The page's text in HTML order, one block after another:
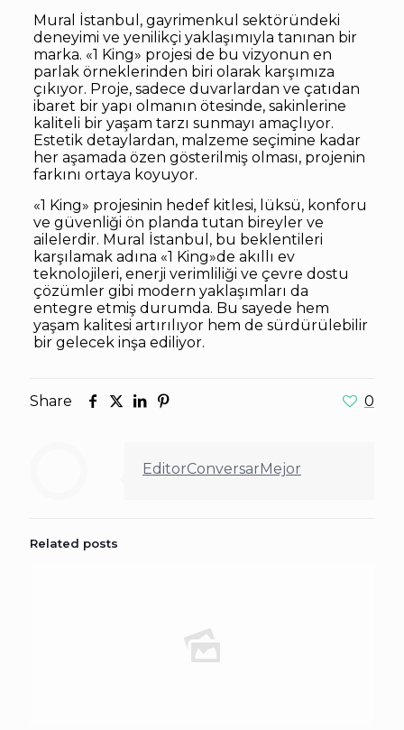
Mural İstanbul, gayrimenkul sektöründeki
deneyimi ve yenilikçi yaklaşımıyla tanınan bir
marka. «1 King» projesi de bu vizyonun en
parlak örneklerinden biri olarak karşımıza
çıkıyor. Proje, sadece duvarlardan ve çatıdan
ibaret bir yapı olmanın ötesinde, sakinlerine
kaliteli bir yaşam tarzı sunmayı amaçlıyor.
Estetik detaylardan, malzeme seçimine kadar
her aşamada özen gösterilmiş olması, projenin
farkını ortaya koyuyor.
«1 King» projesinin hedef kitlesi, lüksü, konforu
ve güvenliği ön planda tutan bireyler ve
ailelerdir. Mural İstanbul, bu beklentileri
karşılamak adına «1 King»de akıllı ev
teknolojileri, enerji verimliliği ve çevre dostu
çözümler gibi modern yaklaşımları da
entegre etmiş durumda. Bu sayede hem
yaşam kalitesi artırılıyor hem de sürdürülebilir
bir gelecek inşa ediliyor.
Share 0
EditorConversarMejor
Related posts